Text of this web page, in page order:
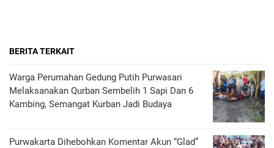
BERITA TERKAIT
Warga Perumahan Gedung Putih Purwasari
Melaksanakan Qurban Sembelih 1 Sapi Dan 6
Kambing, Semangat Kurban Jadi Budaya
Purwakarta Dihebohkan Komentar Akun “Glad”